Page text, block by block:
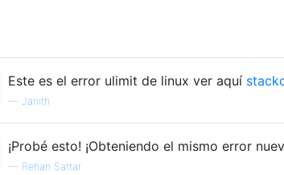
Este es el error ulimit de linux ver aquí
— Janith
¡Probé esto! ¡Obteniendo el mismo error
— Rehan Sattar